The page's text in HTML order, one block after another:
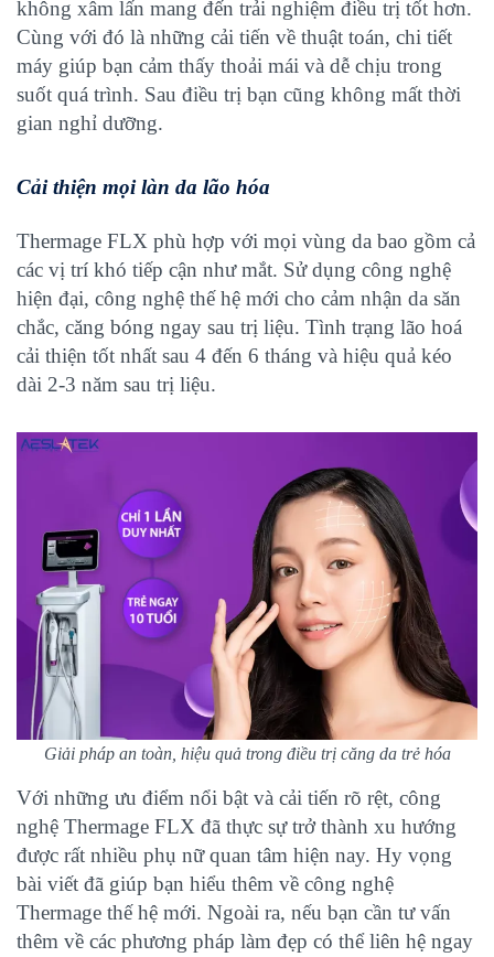
không xâm lấn mang đến trải nghiệm điều trị tốt hơn.
Cùng với đó là những cải tiến về thuật toán, chi tiết
máy giúp bạn cảm thấy thoải mái và dễ chịu trong
suốt quá trình. Sau điều trị bạn cũng không mất thời
gian nghỉ dưỡng.
Cải thiện mọi làn da lão hóa
Thermage FLX phù hợp với mọi vùng da bao gồm cả
các vị trí khó tiếp cận như mắt. Sử dụng công nghệ
hiện đại, công nghệ thế hệ mới cho cảm nhận da săn
chắc, căng bóng ngay sau trị liệu. Tình trạng lão hoá
cải thiện tốt nhất sau 4 đến 6 tháng và hiệu quả kéo
dài 2-3 năm sau trị liệu.
Giải pháp an toàn, hiệu quả trong điều trị căng da trẻ hóa
Với những ưu điểm nổi bật và cải tiến rõ rệt, công
nghệ Thermage FLX đã thực sự trở thành xu hướng
được rất nhiều phụ nữ quan tâm hiện nay. Hy vọng
bài viết đã giúp bạn hiểu thêm về công nghệ
Thermage thế hệ mới. Ngoài ra, nếu bạn cần tư vấn
thêm về các phương pháp làm đẹp có thể liên hệ ngay